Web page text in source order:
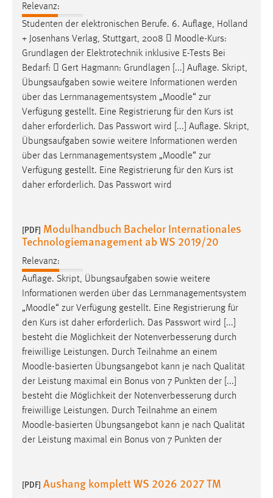
Relevanz:
Studenten der elektronischen Berufe. 6. Auflage, Holland
+ Josenhans Verlag, Stuttgart, 2008  Moodle-Kurs:
Grundlagen der Elektrotechnik inklusive E-Tests Bei
Bedarf:  Gert Hagmann: Grundlagen [...] Auflage. Skript,
Übungsaufgaben sowie weitere Informationen werden
über das Lernmanagementsystem „Moodle“ zur
Verfügung gestellt. Eine Registrierung für den Kurs ist
daher erforderlich. Das Passwort wird [...] Auflage. Skript,
Übungsaufgaben sowie weitere Informationen werden
über das Lernmanagementsystem „Moodle“ zur
Verfügung gestellt. Eine Registrierung für den Kurs ist
daher erforderlich. Das Passwort wird
[PDF] Modulhandbuch Bachelor Internationales
Technologiemanagement ab WS 2019/20
Relevanz:
Auflage. Skript, Übungsaufgaben sowie weitere
Informationen werden über das Lernmanagementsystem
„Moodle“ zur Verfügung gestellt. Eine Registrierung für
den Kurs ist daher erforderlich. Das Passwort wird [...]
besteht die Möglichkeit der Notenverbesserung durch
freiwillige Leistungen. Durch Teilnahme an einem
Moodle-basierten Übungsangebot kann je nach Qualität
der Leistung maximal ein Bonus von 7 Punkten der [...]
besteht die Möglichkeit der Notenverbesserung durch
freiwillige Leistungen. Durch Teilnahme an einem
Moodle-basierten Übungsangebot kann je nach Qualität
der Leistung maximal ein Bonus von 7 Punkten der
[PDF] Aushang komplett WS 2026 2027 TM
Conversion-Tracking
Cookie Laufzeit:
3 Monate
Facebook Pixel
Name:
_fbp
Anbieter:
Facebook
Zweck:
3 Monate
EXTERNE MEDIEN
Um Inhalte von Videoplattformen und Social Media
Plattformen anzeigen zu können, werden von diesen
externen Medien Cookies gesetzt.
YouTube
Vimeo